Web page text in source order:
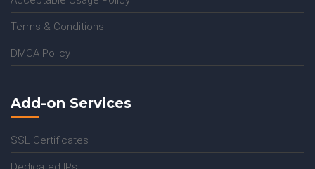
Terms & Conditions
DMCA Policy
Add-on Services
SSL Certificates